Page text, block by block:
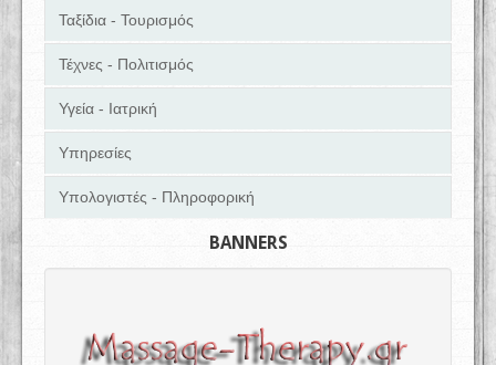
Ταξίδια - Τουρισμός
Τέχνες - Πολιτισμός
Υγεία - Ιατρική
Υπηρεσίες
Υπολογιστές - Πληροφορική
BANNERS